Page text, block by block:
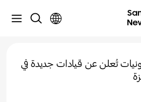
تُعلن عن قيادات جديدة في